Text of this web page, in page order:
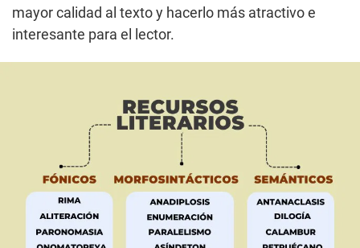
mayor calidad al texto y hacerlo más atractivo e
interesante para el lector.